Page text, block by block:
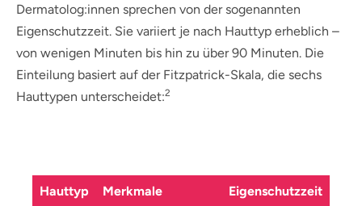
Dermatolog:innen sprechen von der sogenannten
Eigenschutzzeit. Sie variiert je nach Hauttyp erheblich –
von wenigen Minuten bis hin zu über 90 Minuten. Die
Einteilung basiert auf der Fitzpatrick-Skala, die sechs
Hauttypen unterscheidet:2
Hauttyp Merkmale Eigenschutzzeit